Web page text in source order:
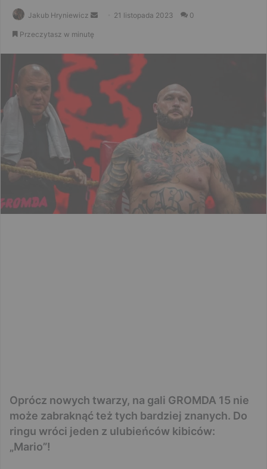
Jakub Hryniewicz
Send 21 listopada 2023 0
Przeczytasz w minutę
Oprócz nowych twarzy, na gali GROMDA 15 nie
może zabraknąć też tych bardziej znanych. Do
ringu wróci jeden z ulubieńców kibiców:
„Mario”!